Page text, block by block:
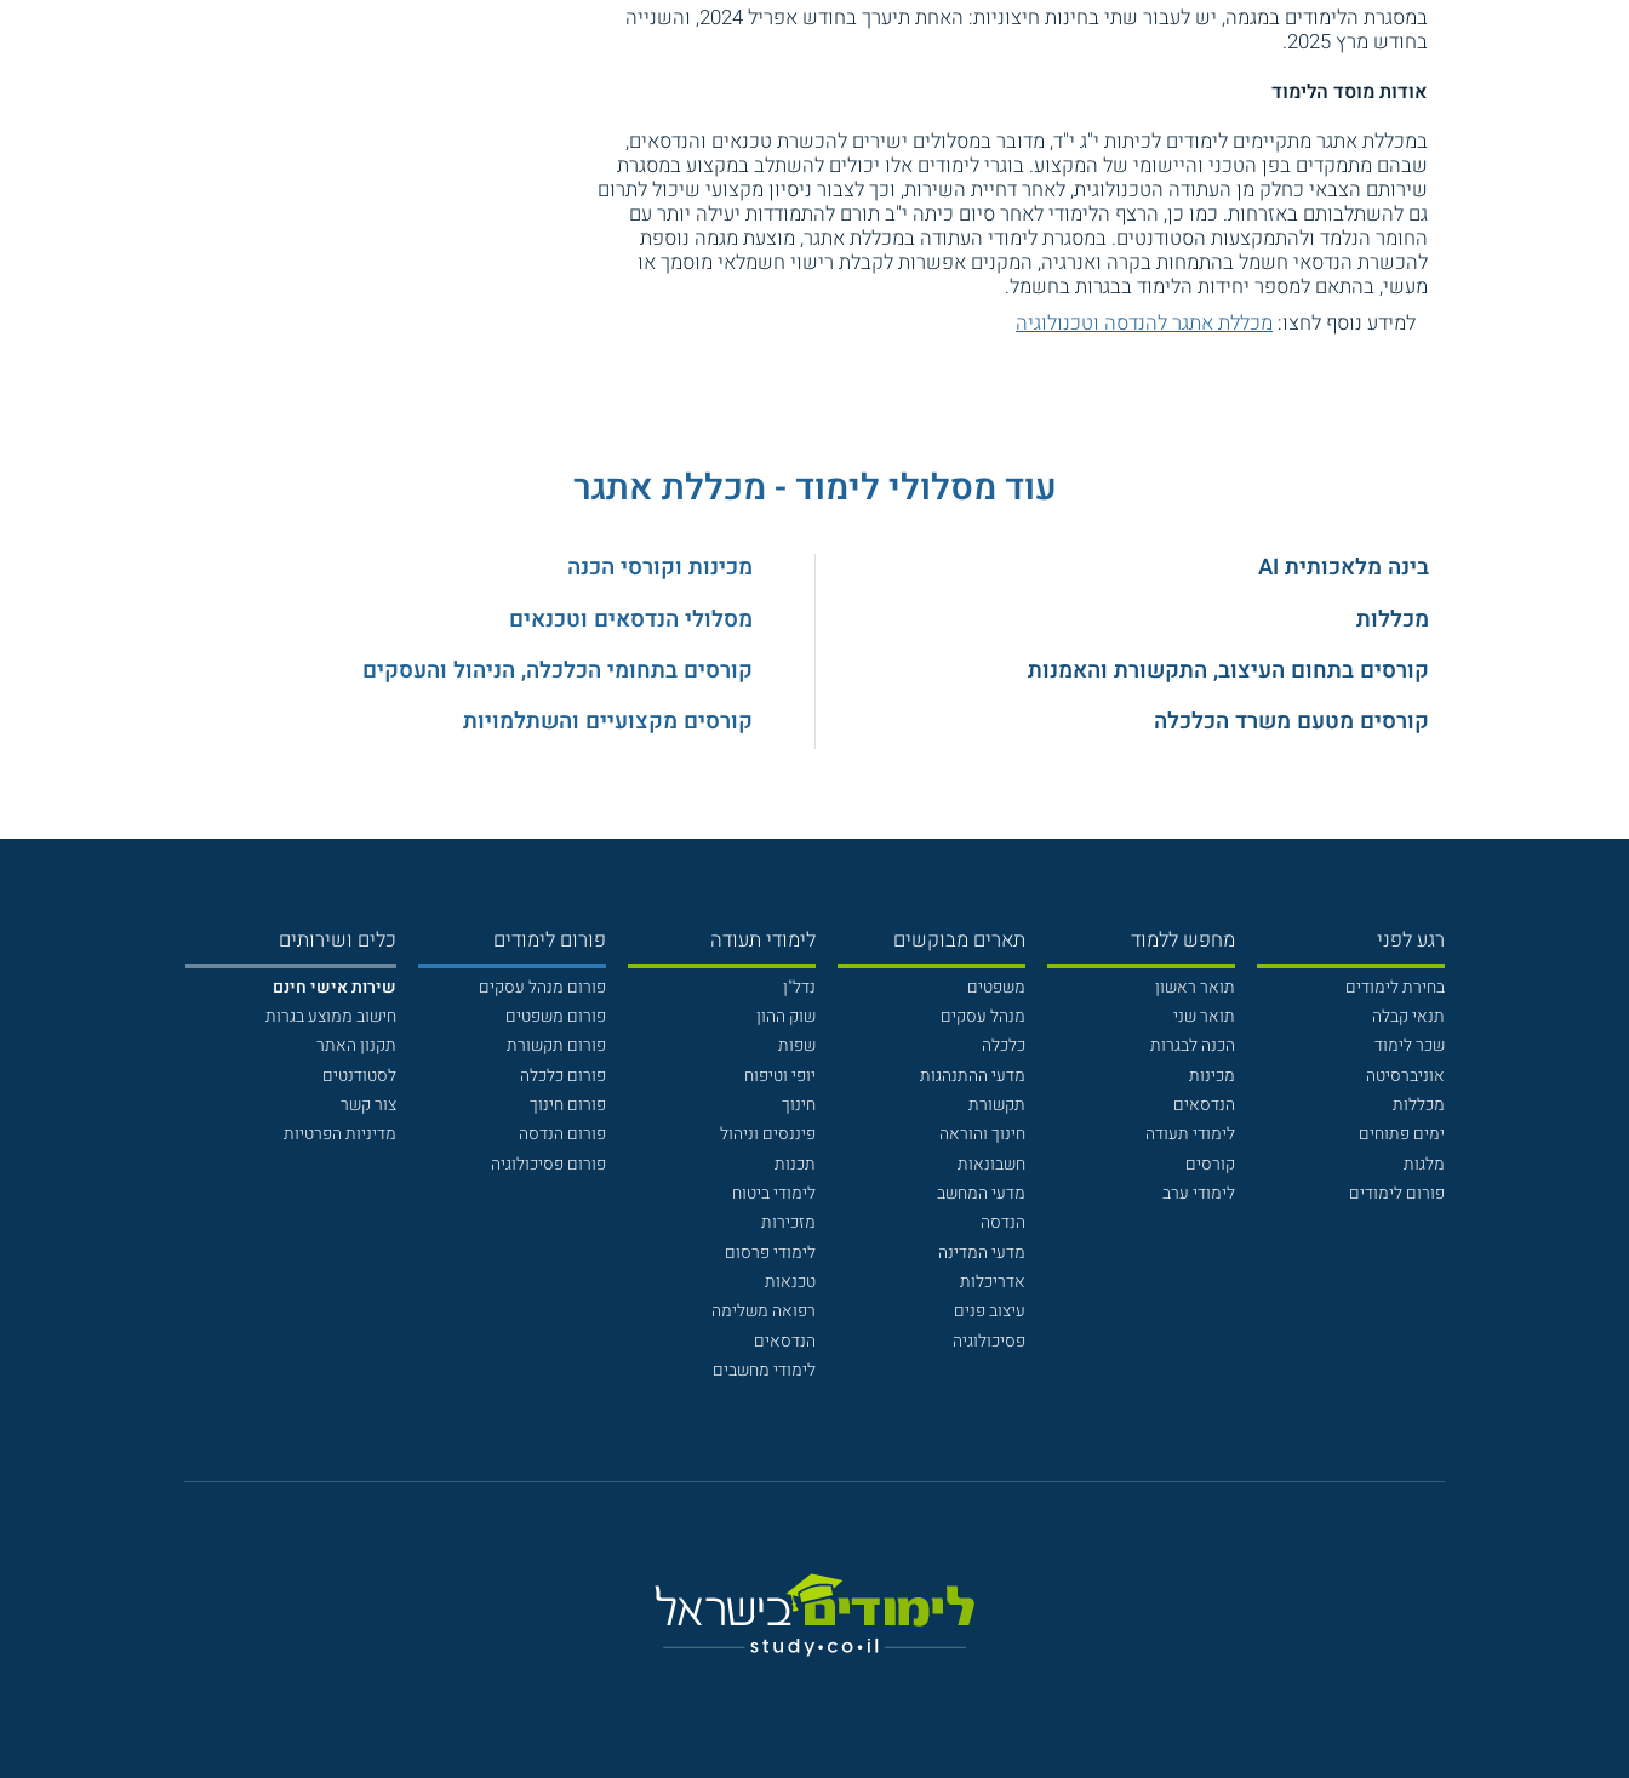
במסגרת הלימודים במגמה, יש לעבור שתי בחינות חיצוניות: האחת תיערך בחודש אפריל 2024, והשנייה
בחודש מרץ 2025.
אודות מוסד הלימוד
במכללת אתגר מתקיימים לימודים לכיתות י"ג י"ד, מדובר במסלולים ישירים להכשרת טכנאים והנדסאים,
שבהם מתמקדים בפן הטכני והיישומי של המקצוע. בוגרי לימודים אלו יכולים להשתלב במקצוע במסגרת
שירותם הצבאי כחלק מן העתודה הטכנולוגית, לאחר דחיית השירות, וכך לצבור ניסיון מקצועי שיכול לתרום
גם להשתלבותם באזרחות. כמו כן, הרצף הלימודי לאחר סיום כיתה י"ב תורם להתמודדות יעילה יותר עם
החומר הנלמד ולהתמקצעות הסטודנטים. במסגרת לימודי העתודה במכללת אתגר, מוצעת מגמה נוספת
להכשרת הנדסאי חשמל בהתמחות בקרה ואנרגיה, המקנים אפשרות לקבלת רישוי חשמלאי מוסמך או
מעשי, בהתאם למספר יחידות הלימוד בבגרות בחשמל.
למידע נוסף לחצו: מכללת אתגר להנדסה וטכנולוגיה
עוד מסלולי לימוד - מכללת אתגר
בינה מלאכותית AI
מכללות
קורסים בתחום העיצוב, התקשורת והאמנות
קורסים מטעם משרד הכלכלה
מכינות וקורסי הכנה
מסלולי הנדסאים וטכנאים
קורסים בתחומי הכלכלה, הניהול והעסקים
קורסים מקצועיים והשתלמויות
רגע לפני
בחירת לימודים
תנאי קבלה
שכר לימוד
אוניברסיטה
מכללות
ימים פתוחים
מלגות
פורום לימודים
מחפש ללמוד
תואר ראשון
תואר שני
הכנה לבגרות
מכינות
הנדסאים
לימודי תעודה
קורסים
לימודי ערב
תארים מבוקשים
משפטים
מנהל עסקים
כלכלה
מדעי ההתנהגות
תקשורת
חינוך והוראה
חשבונאות
מדעי המחשב
הנדסה
מדעי המדינה
אדריכלות
עיצוב פנים
פסיכולוגיה
לימודי תעודה
נדל"ן
שוק ההון
שפות
יופי וטיפוח
חינוך
פיננסים וניהול
תכנות
לימודי ביטוח
מזכירות
לימודי פרסום
טכנאות
רפואה משלימה
הנדסאים
לימודי מחשבים
פורום לימודים
פורום מנהל עסקים
פורום משפטים
פורום תקשורת
פורום כלכלה
פורום חינוך
פורום הנדסה
פורום פסיכולוגיה
כלים ושירותים
שירות אישי חינם
חישוב ממוצע בגרות
תקנון האתר
לסטודנטים
צור קשר
מדיניות הפרטיות